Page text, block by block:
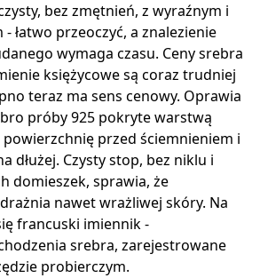
bez zmętnień, z wyraźnym i
łatwo przeoczyć, a znalezienie
wymaga czasu. Ceny srebra
księżycowe są coraz trudniej
teraz ma sens cenowy. Oprawia
próby 925 pokryte warstwą
przed ściemnieniem i
dłużej. Czysty stop, bez niklu i
domieszek, sprawia, że
nawet wrażliwej skóry. Na
francuski imiennik -
srebra, zarejestrowane
probierczym.